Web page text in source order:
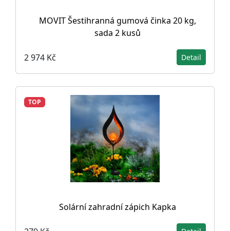
MOVIT Šestihranná gumová činka 20 kg,
sada 2 kusů
2 974 Kč Detail
TOP
Solární zahradní zápich Kapka